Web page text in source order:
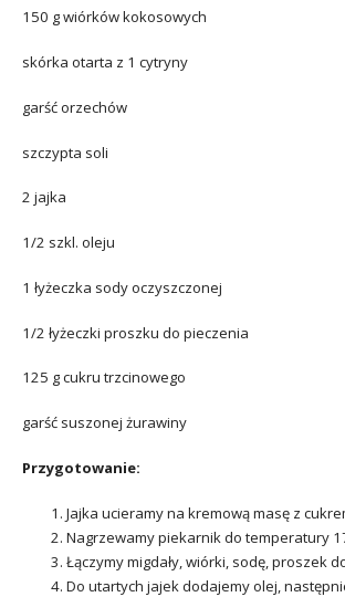
150 g wiórków kokosowych
skórka otarta z 1 cytryny
garść orzechów
szczypta soli
2 jajka
1/2 szkl. oleju
1 łyżeczka sody oczyszczonej
1/2 łyżeczki proszku do pieczenia
125 g cukru trzcinowego
garść suszonej żurawiny
Przygotowanie:
Jajka ucieramy na kremową masę z
Nagrzewamy piekarnik do temperatury
Łączymy migdały, wiórki, sodę, proszek
Do utartych jajek dodajemy olej,